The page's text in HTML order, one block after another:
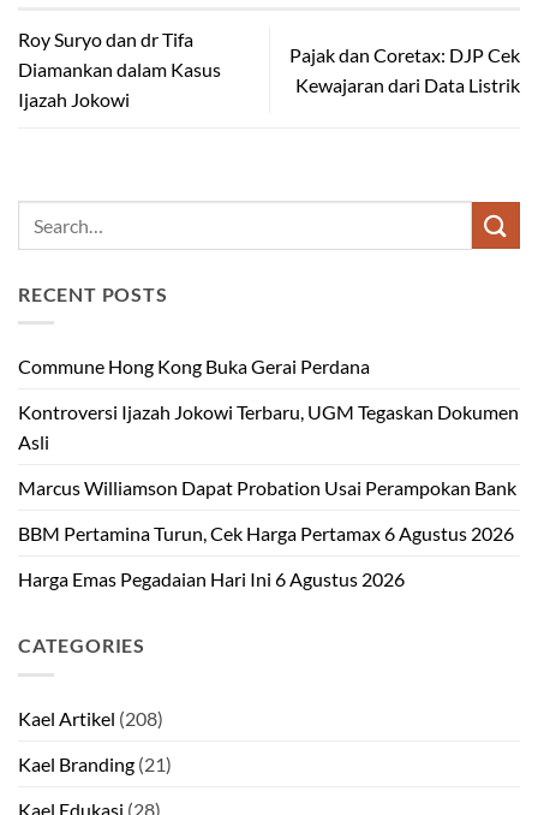
Roy Suryo dan dr Tifa
Diamankan dalam Kasus
Ijazah Jokowi
Pajak dan Coretax: DJP Cek
Kewajaran dari Data Listrik
RECENT POSTS
Commune Hong Kong Buka Gerai Perdana
Kontroversi Ijazah Jokowi Terbaru, UGM Tegaskan Dokumen
Asli
Marcus Williamson Dapat Probation Usai Perampokan Bank
BBM Pertamina Turun, Cek Harga Pertamax 6 Agustus 2026
Harga Emas Pegadaian Hari Ini 6 Agustus 2026
CATEGORIES
Kael Artikel (208)
Kael Branding (21)
Kael Edukasi (28)